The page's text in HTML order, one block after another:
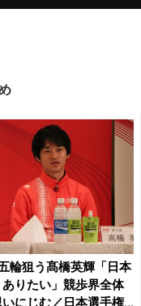
輪狙う髙橋英輝「日本
ありたい」競歩界全体
にじむ／日本選手権...